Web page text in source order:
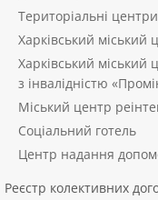
Територіальні
Харківський міський
Харківський міський
з інвалідністю
Міський центр
Соціальний готель
Центр надання
Реєстр колективних